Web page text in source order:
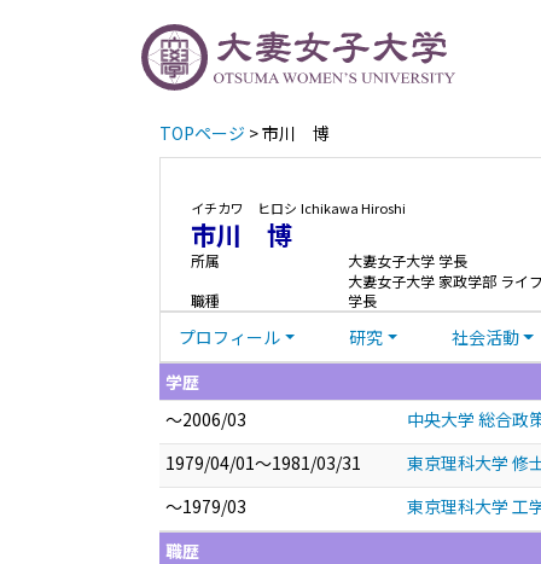
TOPページ > 市川 博
イチカワ ヒロシ Ichikawa Hiroshi
市川 博
所属
大妻女子大学 学長
大妻女子大学 家政学部 ライ
職種
学長
プロフィール 研究
社会活動
学歴
～2006/03
中央大学 総合政
1979/04/01～1981/03/31
東京理科大学 修
～1979/03
東京理科大学 工
職歴